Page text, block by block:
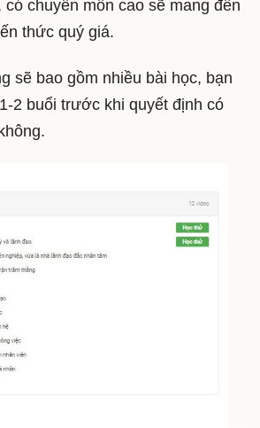
chuyên môn cao sẽ mang đến
thức quý giá.
sẽ bao gồm nhiều bài học, bạn
2 buổi trước khi quyết định có